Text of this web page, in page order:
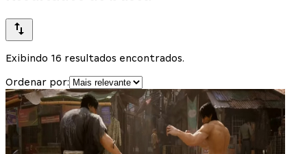
Exibindo 16 resultados encontrados.
Ordenar por: